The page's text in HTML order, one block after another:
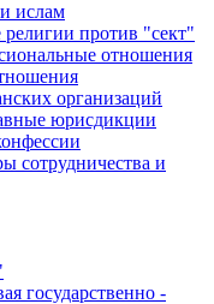
ислам
против "сект"
отношения
организаций
юрисдикции
сотрудничества и
государственно -